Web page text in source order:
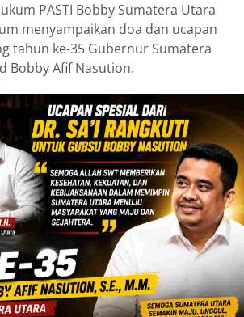
PASTI Bobby Sumatera Utara
menyampaikan doa dan ucapan
tahun ke-35 Gubernur Sumatera
Bobby Afif Nasution.